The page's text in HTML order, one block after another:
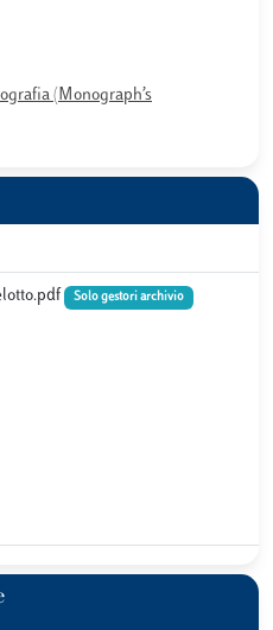
(Monograph’s
Solo gestori archivio